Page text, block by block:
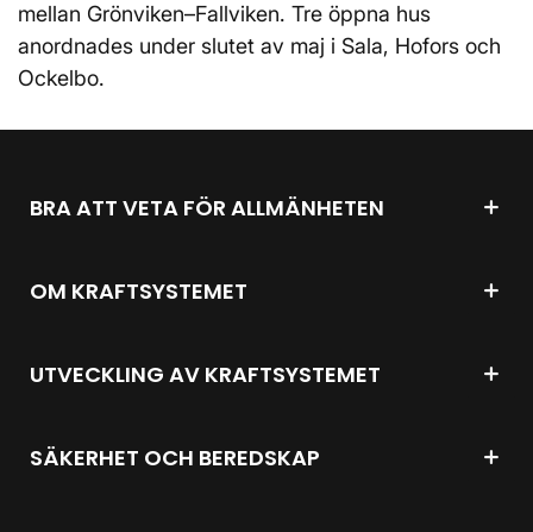
mellan Grönviken–Fallviken. Tre öppna hus
anordnades under slutet av maj i Sala, Hofors och
Ockelbo.
BRA ATT VETA FÖR ALLMÄNHETEN
OM KRAFTSYSTEMET
UTVECKLING AV KRAFTSYSTEMET
SÄKERHET OCH BEREDSKAP